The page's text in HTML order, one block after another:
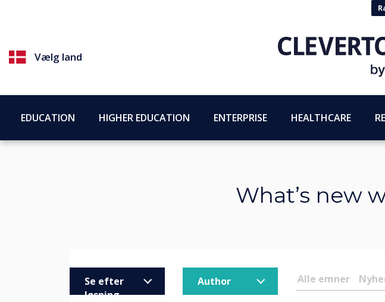
Vælg land
EDUCATION HIGHER EDUCATION ENTERPRISE HEALTHCARE
What’s new
Se efter
løsning
Author Alle emner